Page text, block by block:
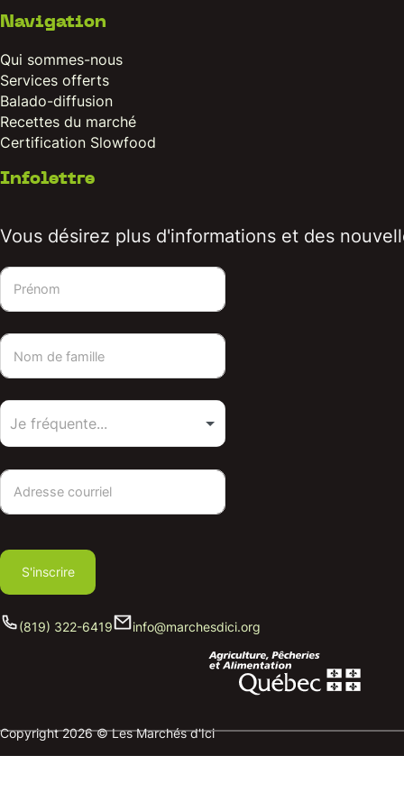
Navigation
Qui sommes-nous
Services offerts
Balado-diffusion
Recettes du marché
Certification Slowfood
Infolettre
Vous désirez plus d'informations et des
S'inscrire
(819) 322-6419 info@marchesdici.org
Copyright 2026 © Les Marchés d'Ici